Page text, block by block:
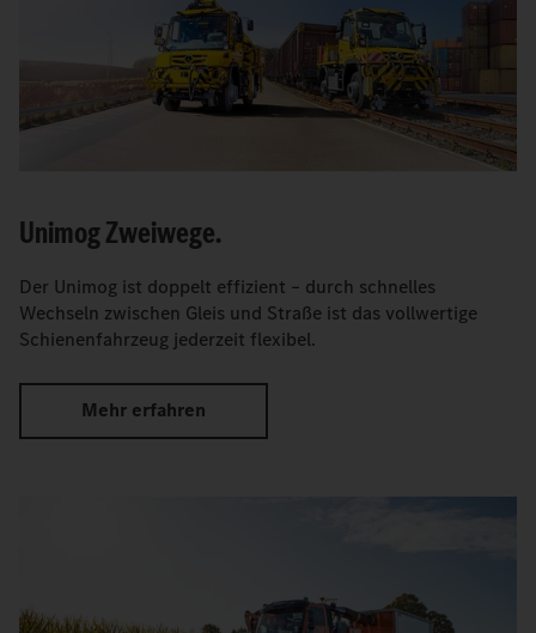
Unimog Zweiwege.
Der Unimog ist doppelt effizient – durch schnelles
Wechseln zwischen Gleis und Straße ist das vollwertige
Schienenfahrzeug jederzeit flexibel.
Mehr erfahren